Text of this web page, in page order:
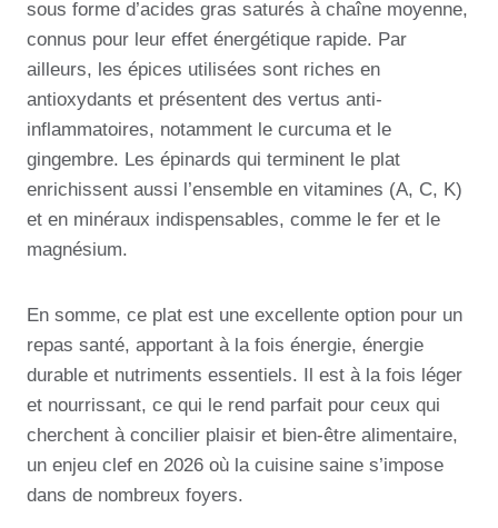
sous forme d’acides gras saturés à chaîne moyenne,
connus pour leur effet énergétique rapide. Par
ailleurs, les épices utilisées sont riches en
antioxydants et présentent des vertus anti-
inflammatoires, notamment le curcuma et le
gingembre. Les épinards qui terminent le plat
enrichissent aussi l’ensemble en vitamines (A, C, K)
et en minéraux indispensables, comme le fer et le
magnésium.
En somme, ce plat est une excellente option pour un
repas santé, apportant à la fois énergie, énergie
durable et nutriments essentiels. Il est à la fois léger
et nourrissant, ce qui le rend parfait pour ceux qui
cherchent à concilier plaisir et bien-être alimentaire,
un enjeu clef en 2026 où la cuisine saine s’impose
dans de nombreux foyers.